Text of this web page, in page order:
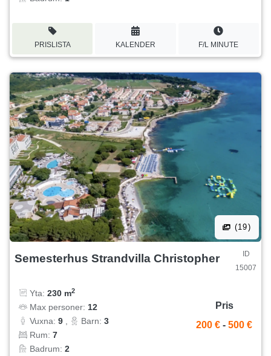
PRISLISTA KALENDER F/L MINUTE
(19)
Semesterhus Strandvilla Christopher
ID
15007
Yta: 230 m2
Max personer: 12
Vuxna: 9 Barn: 3
Rum: 7
Badrum: 2
Pris
200 € - 500 €